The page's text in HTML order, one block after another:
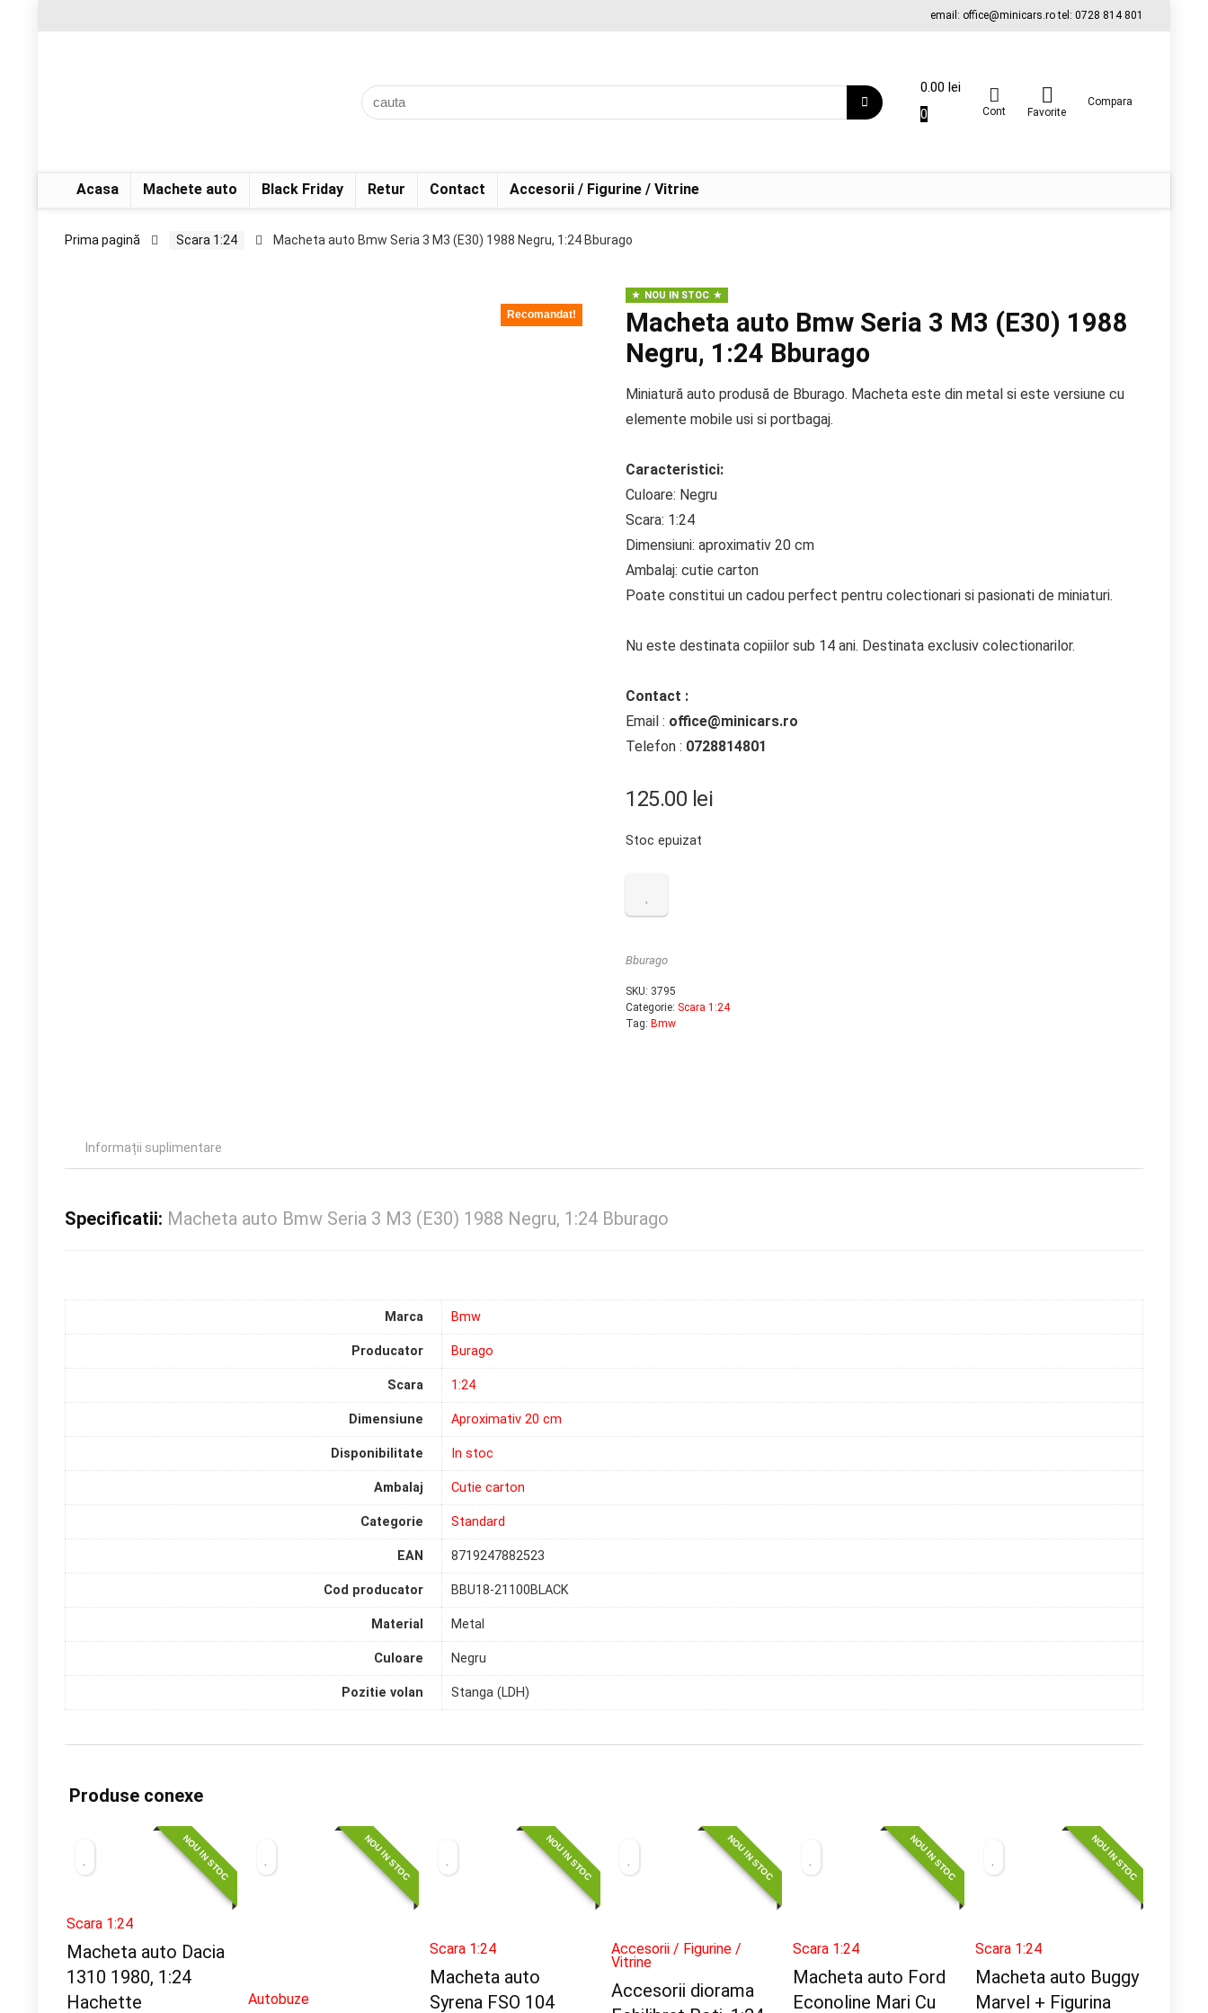
email: office@minicars.ro tel: 0728 814 801
0.00 lei
0
Cont Favorite
Compara
Acasa Machete auto Black Friday Retur Contact Accesorii / Figurine / Vitrine
Prima pagină Scara 1:24 Macheta auto Bmw Seria 3 M3 (E30) 1988 Negru, 1:24 Bburago
Recomandat!
NOU IN STOC
Macheta auto Bmw Seria 3 M3 (E30) 1988
Negru, 1:24 Bburago
Miniatură auto produsă de Bburago. Macheta este din metal si este versiune cu
elemente mobile usi si portbagaj.
Caracteristici:
Culoare: Negru
Scara: 1:24
Dimensiuni: aproximativ 20 cm
Ambalaj: cutie carton
Poate constitui un cadou perfect pentru colectionari si pasionati de miniaturi.
Nu este destinata copiilor sub 14 ani. Destinata exclusiv colectionarilor.
Contact :
Email : office@minicars.ro
Telefon : 0728814801
125.00 lei
Stoc epuizat
Bburago
SKU: 3795
Categorie: Scara 1:24
Tag: Bmw
Informații suplimentare
Specificatii: Macheta auto Bmw Seria 3 M3 (E30) 1988 Negru, 1:24 Bburago
Marca Bmw
Producator Burago
Scara 1:24
Dimensiune Aproximativ 20 cm
Disponibilitate In stoc
Ambalaj Cutie carton
Categorie Standard
EAN 8719247882523
Cod producator BBU18-21100BLACK
Material Metal
Culoare Negru
Pozitie volan Stanga (LDH)
Produse conexe
NOU IN STOC
Scara 1:24
Macheta auto Dacia
1310 1980, 1:24
Hachette
NOU IN STOC
Autobuze
NOU IN STOC
Scara 1:24
Macheta auto
Syrena FSO 104
NOU IN STOC
Accesorii / Figurine /
Vitrine
Accesorii diorama
NOU IN STOC
Scara 1:24
Macheta auto Ford
Econoline Mari Cu
NOU IN STOC
Scara 1:24
Macheta auto Buggy
Marvel + Figurina